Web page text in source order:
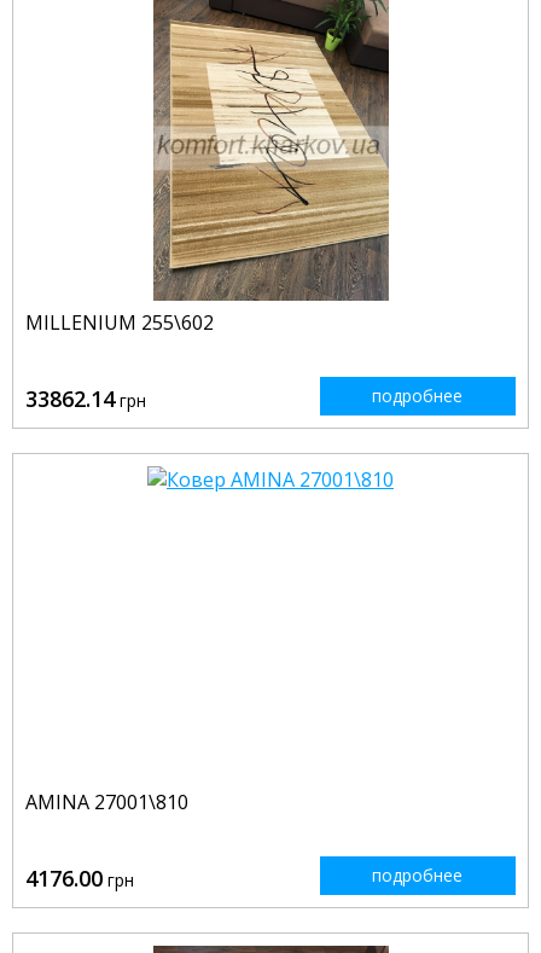
MILLENIUM 255\602
33862.14грн подробнее
AMINA 27001\810
4176.00 грн подробнее